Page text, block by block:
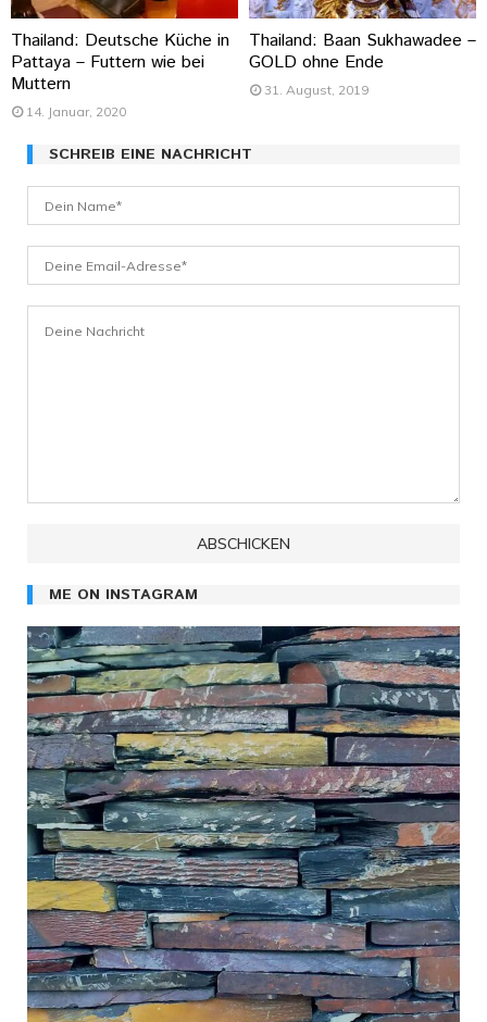
Thailand: Deutsche Küche in
Pattaya – Futtern wie bei
Muttern
14. Januar, 2020
Thailand: Baan Sukhawadee –
GOLD ohne Ende
31. August, 2019
SCHREIB EINE NACHRICHT
ME ON INSTAGRAM